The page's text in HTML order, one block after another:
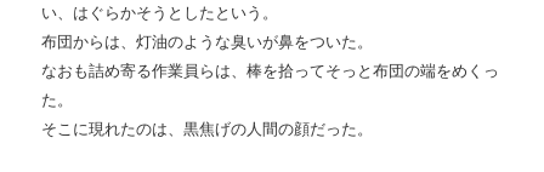
い、はぐらかそうとしたという。
布団からは、灯油のような臭いが鼻をついた。
なおも詰め寄る作業員らは、棒を拾ってそっと布団の端をめくっ
た。
そこに現れたのは、黒焦げの人間の顔だった。